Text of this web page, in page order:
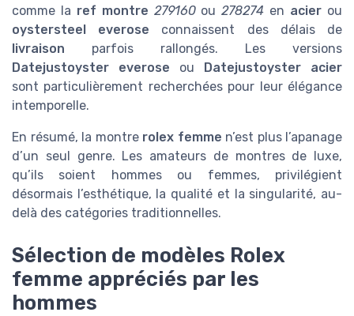
comme la ref montre 279160ou278274 en acier ou
oystersteel everose connaissent des délais de
livraison parfois rallongés. Les versions
Datejustoyster everose ou Datejustoyster acier
sont particulièrement recherchées pour leur élégance
intemporelle.
En résumé, la montre rolex femme n’est plus l’apanage
d’un seul genre. Les amateurs de montres de luxe,
qu’ils soient hommes ou femmes, privilégient
désormais l’esthétique, la qualité et la singularité, au-
delà des catégories traditionnelles.
Sélection de modèles Rolex
femme appréciés par les
hommes